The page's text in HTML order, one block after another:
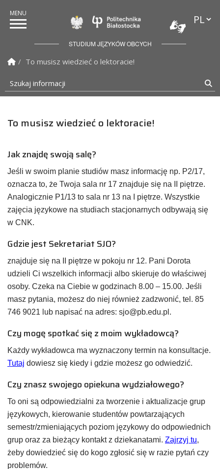
Politechnika
STUDIUM JĘZYKÓW OBCYCH
Strona Główna
To musisz wiedzieć o lektoracie!
Szukaj informacji
To musisz wiedzieć o lektoracie!
Jak znajdę swoją salę?
Jeśli w swoim planie studiów masz informację np. P2/17,
oznacza to, że Twoja sala nr 17 znajduje się na II piętrze.
Analogicznie P1/13 to sala nr 13 na I piętrze. Wszystkie
zajęcia językowe na studiach stacjonarnych odbywają się
w CNK.
Gdzie jest Sekretariat SJO?
znajduje się na II piętrze w pokoju nr 12. Pani Dorota
udzieli Ci wszelkich informacji albo skieruje do właściwej
osoby. Czeka na Ciebie w godzinach 8.00 – 15.00. Jeśli
masz pytania, możesz do niej również zadzwonić, tel. 85
746 9021 lub napisać na adres: sjo@pb.edu.pl.
Czy mogę spotkać się z moim wykładowcą?
Każdy wykładowca ma wyznaczony termin na konsultacje.
Tutaj dowiesz się kiedy i gdzie możesz go odwiedzić.
Czy znasz swojego opiekuna wydziałowego?
To oni są odpowiedzialni za tworzenie i aktualizacje grup
językowych, kierowanie studentów powtarzających
semestr/zmieniających poziom językowy do odpowiednich
grup oraz za bieżący kontakt z dziekanatami. Zajrzyj tu,
żeby dowiedzieć się do kogo zgłosić się w razie pytań czy
problemów.